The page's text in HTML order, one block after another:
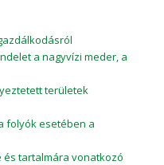
a nagyvízi meder, a
területek
folyók esetében a
tartalmára vonatkozó